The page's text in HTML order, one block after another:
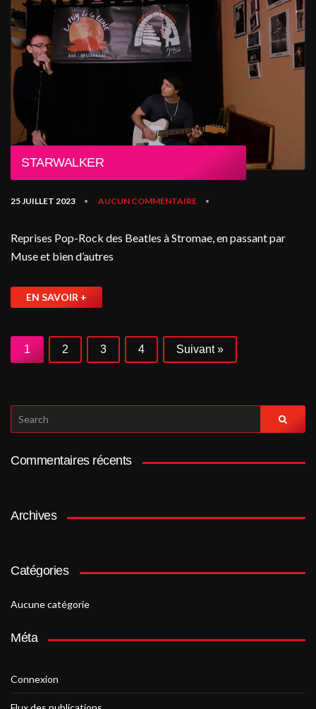
STARWALKER
25 JUILLET 2023 • AUCUN COMMENTAIRE •
Reprises Pop-Rock des Beatles à Stromae, en passant par
Muse et bien d’autres
EN SAVOIR +
1 2 3 4 Suivant »
FOR:
Commentaires récents
Archives
Catégories
Aucune catégorie
Méta
Connexion